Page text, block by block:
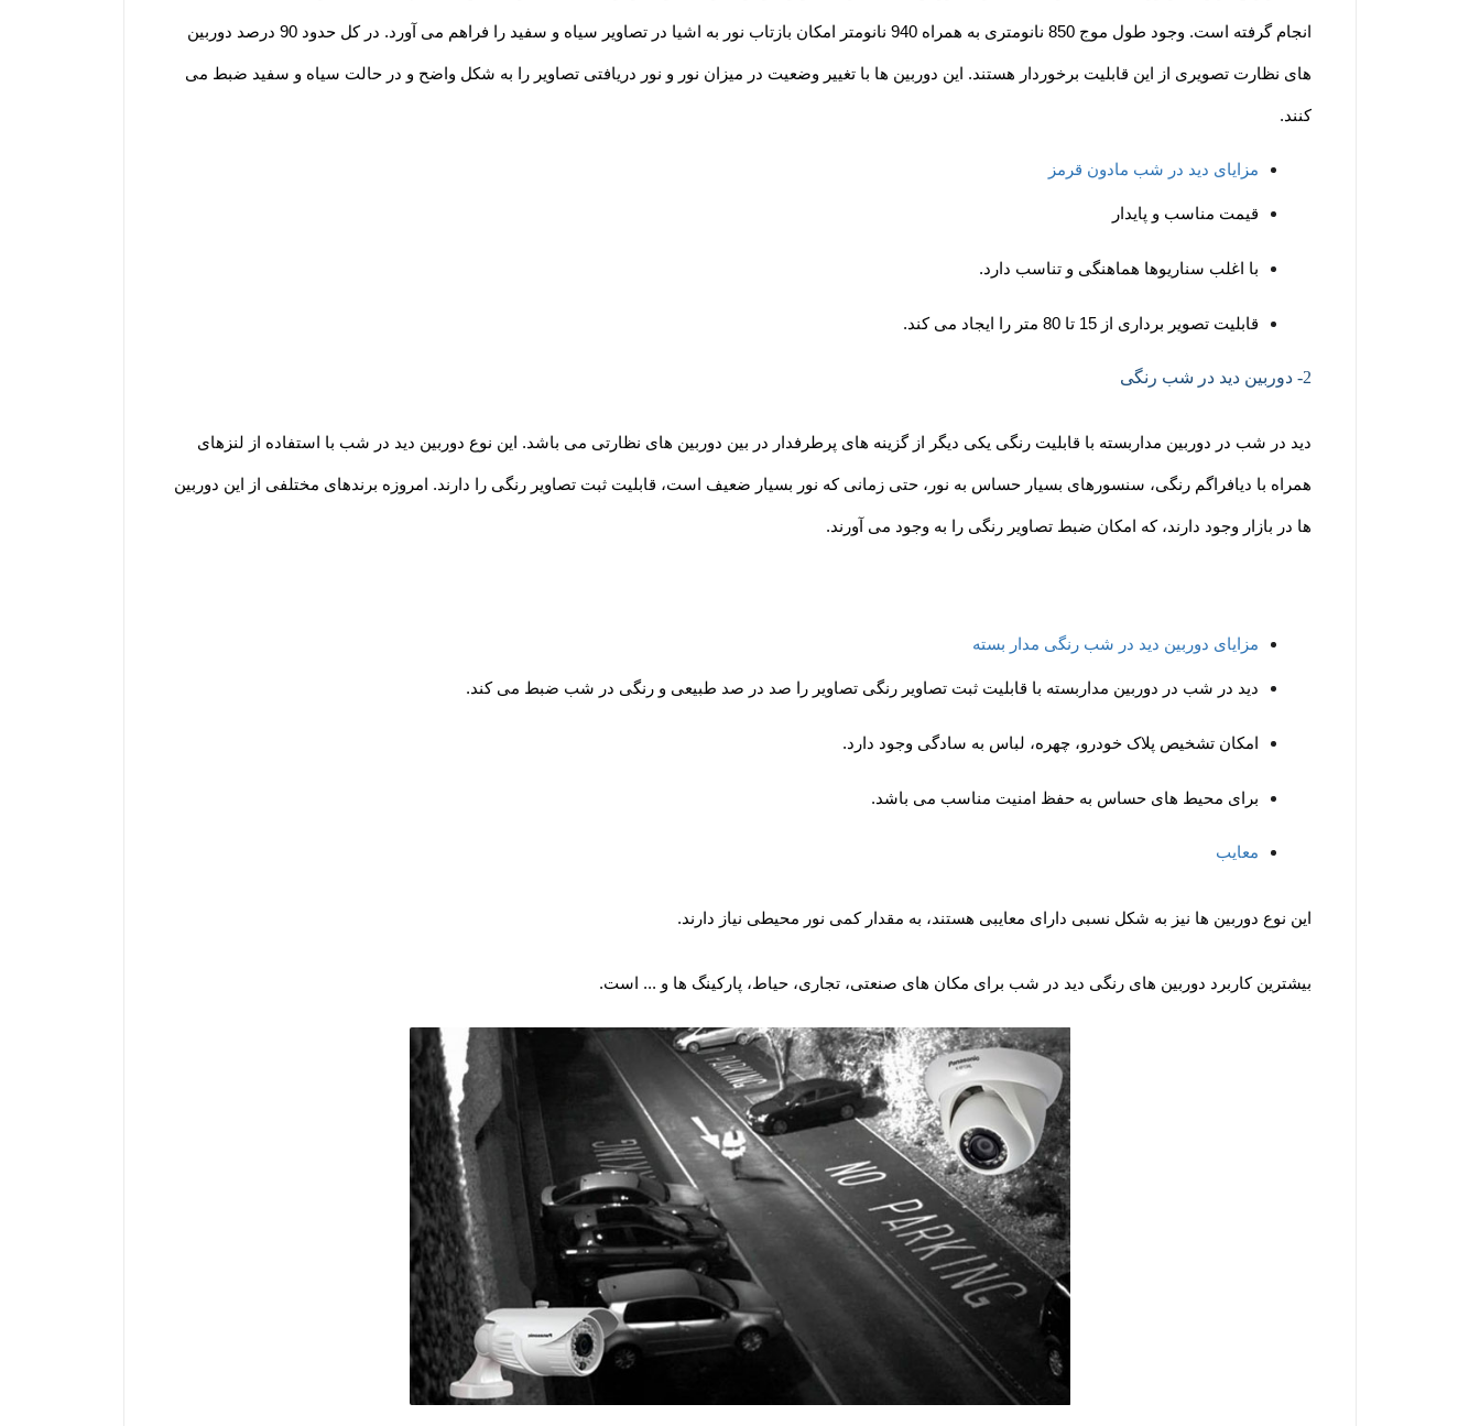
انجام گرفته است. وجود طول موج 850 نانومتری به همراه 940 نانومتر امکان بازتاب نور به اشیا در تصاویر سیاه و سفید را فراهم می آورد. در کل حدود 90 درصد دوربین
های نظارت تصویری از این قابلیت برخوردار هستند. این دوربین ها با تغییر وضعیت در میزان نور و نور دریافتی تصاویر را به شکل واضح و در حالت سیاه و سفید ضبط می
کنند.
مزایای دید در شب مادون قرمز
قیمت مناسب و پایدار
با اغلب سناریوها هماهنگی و تناسب دارد.
قابلیت تصویر برداری از 15 تا 80 متر را ایجاد می کند.
2- دوربین دید در شب رنگی
دید در شب در دوربین مداربسته با قابلیت رنگی یکی دیگر از گزینه های پرطرفدار در بین دوربین های نظارتی می باشد. این نوع دوربین دید در شب با استفاده از لنزهای
همراه با دیافراگم رنگی، سنسورهای بسیار حساس به نور، حتی زمانی که نور بسیار ضعیف است، قابلیت ثبت تصاویر رنگی را دارند. امروزه برندهای مختلفی از این دوربین
ها در بازار وجود دارند، که امکان ضبط تصاویر رنگی را به وجود می آورند.
مزایای دوربین دید در شب رنگی مدار بسته
دید در شب در دوربین مداربسته با قابلیت ثبت تصاویر رنگی تصاویر را صد در صد طبیعی و رنگی در شب ضبط می کند.
امکان تشخیص پلاک خودرو، چهره، لباس به سادگی وجود دارد.
برای محیط های حساس به حفظ امنیت مناسب می باشد.
معایب
این نوع دوربین ها نیز به شکل نسبی دارای معایبی هستند، به مقدار کمی نور محیطی نیاز دارند.
بیشترین کاربرد دوربین های رنگی دید در شب برای مکان های صنعتی، تجاری، حیاط، پارکینگ ها و ... است.